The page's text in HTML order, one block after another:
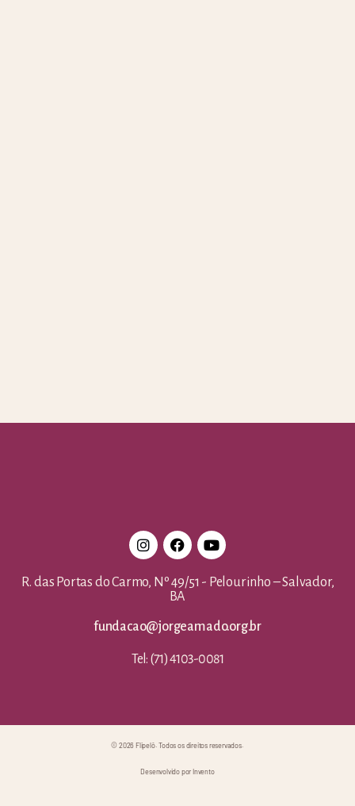
R. das Portas do Carmo, Nº 49/51 - Pelourinho – Salvador,
BA
fundacao@jorgeamado.org.br
Tel: (71) 4103-0081
© 2026 Flipelô. Todos os direitos reservados.
Desenvolvido por Invento